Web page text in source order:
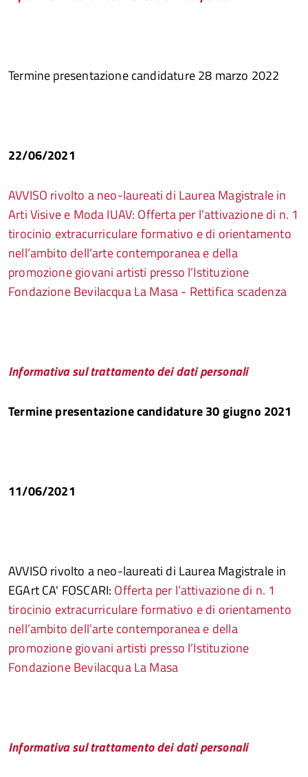
Termine presentazione candidature 28 marzo 2022
22/06/2021
AVVISO rivolto a neo-laureati di Laurea Magistrale in
Arti Visive e Moda IUAV: Offerta per l’attivazione di n. 1
tirocinio extracurriculare formativo e di orientamento
nell’ambito dell’arte contemporanea e della
promozione giovani artisti presso l’Istituzione
Fondazione Bevilacqua La Masa - Rettifica scadenza
Informativa sul trattamento dei dati personali
Termine presentazione candidature 30 giugno 2021
11/06/2021
AVVISO rivolto a neo-laureati di Laurea Magistrale in
EGArt CA' FOSCARI: Offerta per l’attivazione di n. 1
tirocinio extracurriculare formativo e di orientamento
nell’ambito dell’arte contemporanea e della
promozione giovani artisti presso l’Istituzione
Fondazione Bevilacqua La Masa
Informativa sul trattamento dei dati personali